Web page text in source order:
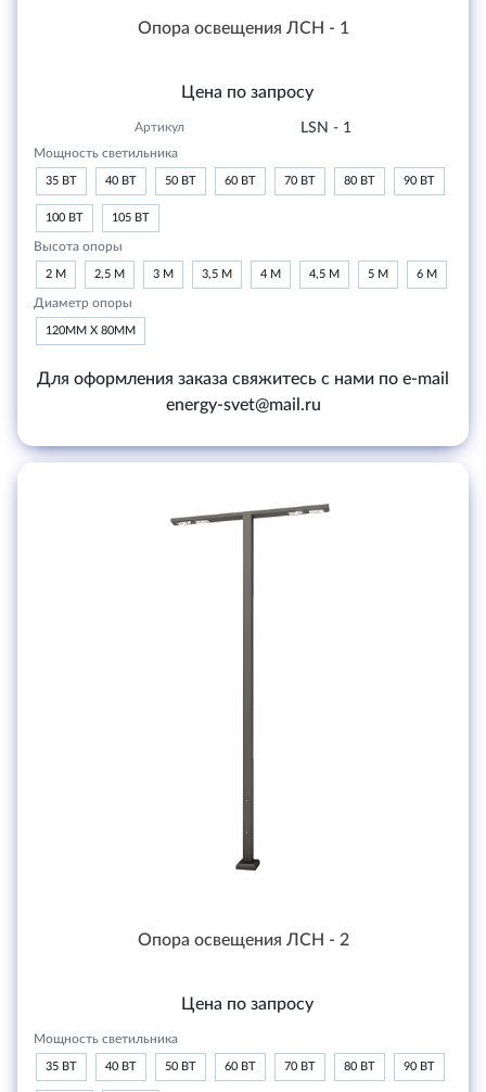
Опора освещения ЛСН - 1
Цена по запросу
Артикул LSN - 1
Мощность светильника
35 ВТ 40 ВТ 50 ВТ 60 ВТ 70 ВТ 80 ВТ 90 ВТ
100 ВТ 105 ВТ
Высота опоры
2 М 2,5 М 3 М 3,5 М 4 М 4,5 М 5 М 6 М
Диаметр опоры
120ММ Х 80ММ
Для оформления заказа свяжитесь с нами по e-mail
energy-svet@mail.ru
Опора освещения ЛСН - 2
Цена по запросу
Мощность светильника
35 ВТ 40 ВТ 50 ВТ 60 ВТ 70 ВТ 80 ВТ 90 ВТ